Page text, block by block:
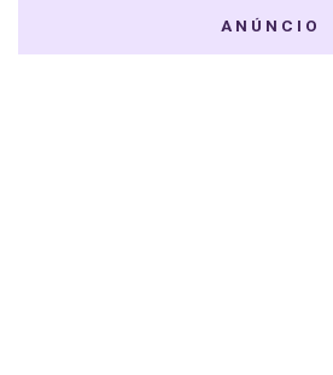
ANÚNCIO